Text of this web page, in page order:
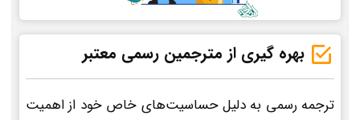
بهره گیری از مترجمین رسمی معتبر
ترجمه رسمی به دلیل حساسیت‌های خاص خود از اهمیت